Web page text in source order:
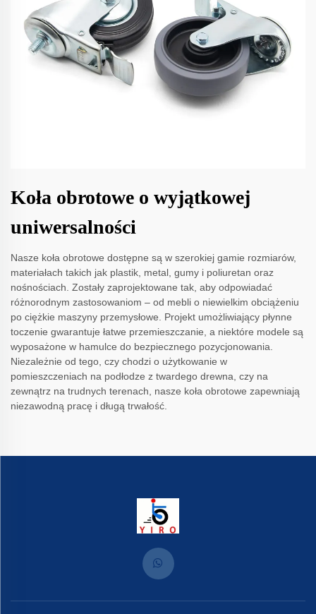
Koła obrotowe o wyjątkowej
uniwersalności
Nasze koła obrotowe dostępne są w szerokiej gamie rozmiarów,
materiałach takich jak plastik, metal, gumy i poliuretan oraz
nośnościach. Zostały zaprojektowane tak, aby odpowiadać
różnorodnym zastosowaniom – od mebli o niewielkim obciążeniu
po ciężkie maszyny przemysłowe. Projekt umożliwiający płynne
toczenie gwarantuje łatwe przemieszczanie, a niektóre modele są
wyposażone w hamulce do bezpiecznego pozycjonowania.
Niezależnie od tego, czy chodzi o użytkowanie w
pomieszczeniach na podłodze z twardego drewna, czy na
zewnątrz na trudnych terenach, nasze koła obrotowe zapewniają
niezawodną pracę i długą trwałość.